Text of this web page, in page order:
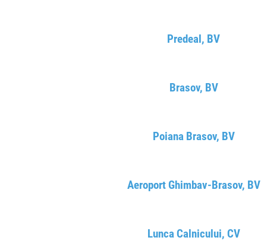
Predeal, BV
Brasov, BV
Poiana Brasov, BV
Aeroport Ghimbav-Brasov, BV
Lunca Calnicului, CV